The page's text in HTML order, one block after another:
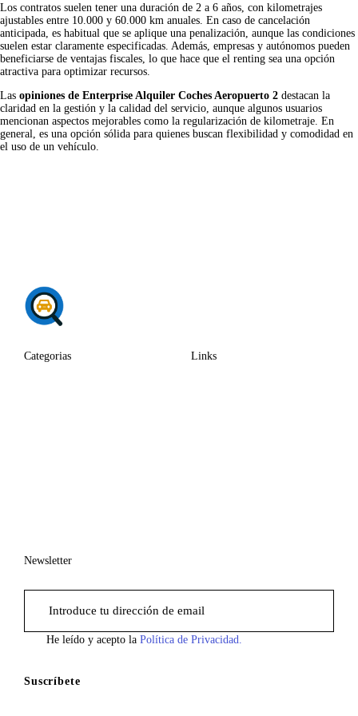
Los contratos suelen tener una duración de 2 a 6 años, con kilometrajes
ajustables entre 10.000 y 60.000 km anuales. En caso de cancelación
anticipada, es habitual que se aplique una penalización, aunque las condiciones
suelen estar claramente especificadas. Además, empresas y autónomos pueden
beneficiarse de ventajas fiscales, lo que hace que el renting sea una opción
atractiva para optimizar recursos.
Las opiniones de Enterprise Alquiler Coches Aeropuerto 2 destacan la
claridad en la gestión y la calidad del servicio, aunque algunos usuarios
mencionan aspectos mejorables como la regularización de kilometraje. En
general, es una opción sólida para quienes buscan flexibilidad y comodidad en
el uso de un vehículo.
Categorias Links
Newsletter
He leído y acepto la Política de Privacidad.